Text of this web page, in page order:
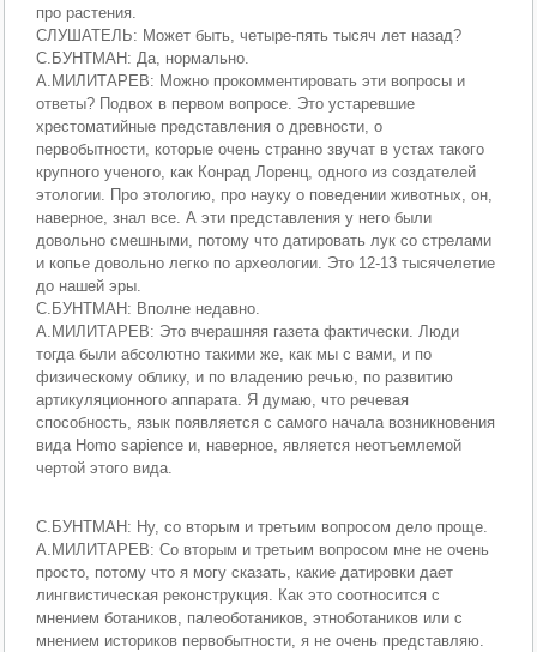
про растения.
СЛУШАТЕЛЬ: Может быть, четыре-пять тысяч лет назад?
С.БУНТМАН: Да, нормально.
А.МИЛИТАРЕВ: Можно прокомментировать эти вопросы и
ответы? Подвох в первом вопросе. Это устаревшие
хрестоматийные представления о древности, о
первобытности, которые очень странно звучат в устах такого
крупного ученого, как Конрад Лоренц, одного из создателей
этологии. Про этологию, про науку о поведении животных, он,
наверное, знал все. А эти представления у него были
довольно смешными, потому что датировать лук со стрелами
и копье довольно легко по археологии. Это 12-13 тысячелетие
до нашей эры.
С.БУНТМАН: Вполне недавно.
А.МИЛИТАРЕВ: Это вчерашняя газета фактически. Люди
тогда были абсолютно такими же, как мы с вами, и по
физическому облику, и по владению речью, по развитию
артикуляционного аппарата. Я думаю, что речевая
способность, язык появляется с самого начала возникновения
вида Homo sapience и, наверное, является неотъемлемой
чертой этого вида.
С.БУНТМАН: Ну, со вторым и третьим вопросом дело проще.
А.МИЛИТАРЕВ: Со вторым и третьим вопросом мне не очень
просто, потому что я могу сказать, какие датировки дает
лингвистическая реконструкция. Как это соотносится с
мнением ботаников, палеоботаников, этноботаников или с
мнением историков первобытности, я не очень представляю.